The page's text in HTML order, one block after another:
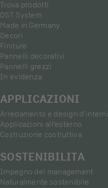
Trova prodotti
DST System
Made in Germany
Decori
Finiture
Pannelli decorativi
Pannelli grezzi
In evidenza
APPLICAZIONI
Arredamento e design d’interni
Applicazioni all'esterno
Costruzione costruttiva
SOSTENIBILITA
Impegno del management
Naturalmente sostenibile